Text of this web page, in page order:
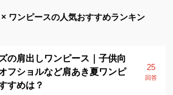
ワンピースの人気おすすめランキン
の肩出しワンピース｜子供向
フショルなど肩あき夏ワンピ
すめは？
25
回答